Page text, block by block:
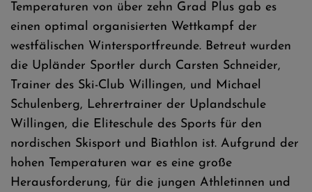
Temperaturen von über zehn Grad Plus gab es
einen optimal organisierten Wettkampf der
westfälischen Wintersportfreunde. Betreut wurden
die Upländer Sportler durch Carsten Schneider,
Trainer des Ski-Club Willingen, und Michael
Schulenberg, Lehrertrainer der Uplandschule
Willingen, die Eliteschule des Sports für den
nordischen Skisport und Biathlon ist. Aufgrund der
hohen Temperaturen war es eine große
Herausforderung, für die jungen Athletinnen und